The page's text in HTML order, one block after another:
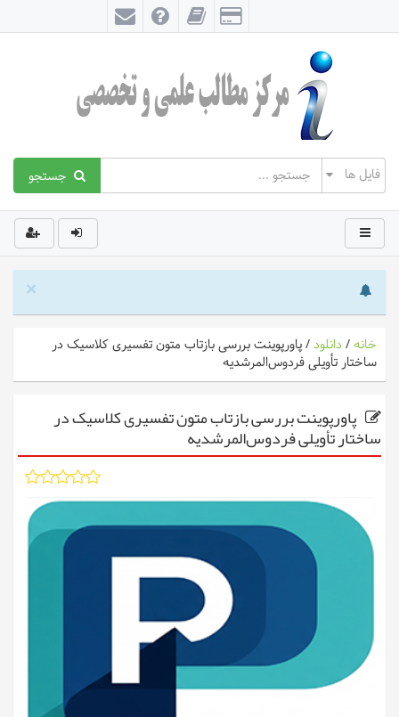
جستجو
×
خانه/ دانلود/پاورپوینت بررسی بازتاب متون تفسیری کلاسیک در
ساختار تأویلی فردوس‌المرشدیه
پاورپوینت بررسی بازتاب متون تفسیری کلاسیک در
ساختار تأویلی فردوس‌المرشدیه